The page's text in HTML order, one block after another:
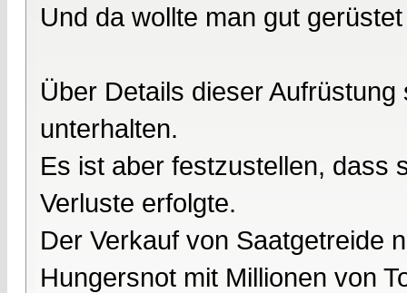
Und da wollte man gut
Über Details dieser
unterhalten.
Es ist aber festzustellen, dass
Verluste erfolgte.
Der Verkauf von Saatgetreide
Hungersnot mit Millionen von